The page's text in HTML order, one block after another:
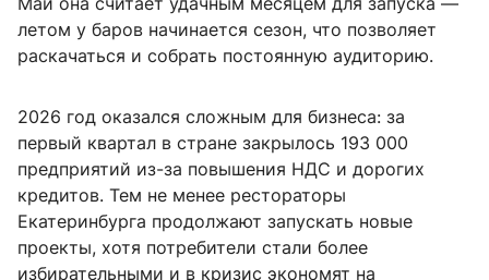
летом у баров начинается сезон, что позволяет
раскачаться и собрать постоянную аудиторию.
2026 год оказался сложным для бизнеса: за
первый квартал в стране закрылось 193 000
предприятий из-за повышения НДС и дорогих
кредитов. Тем не менее рестораторы
Екатеринбурга продолжают запускать новые
проекты, хотя потребители стали более
избирательными и в кризис экономят на